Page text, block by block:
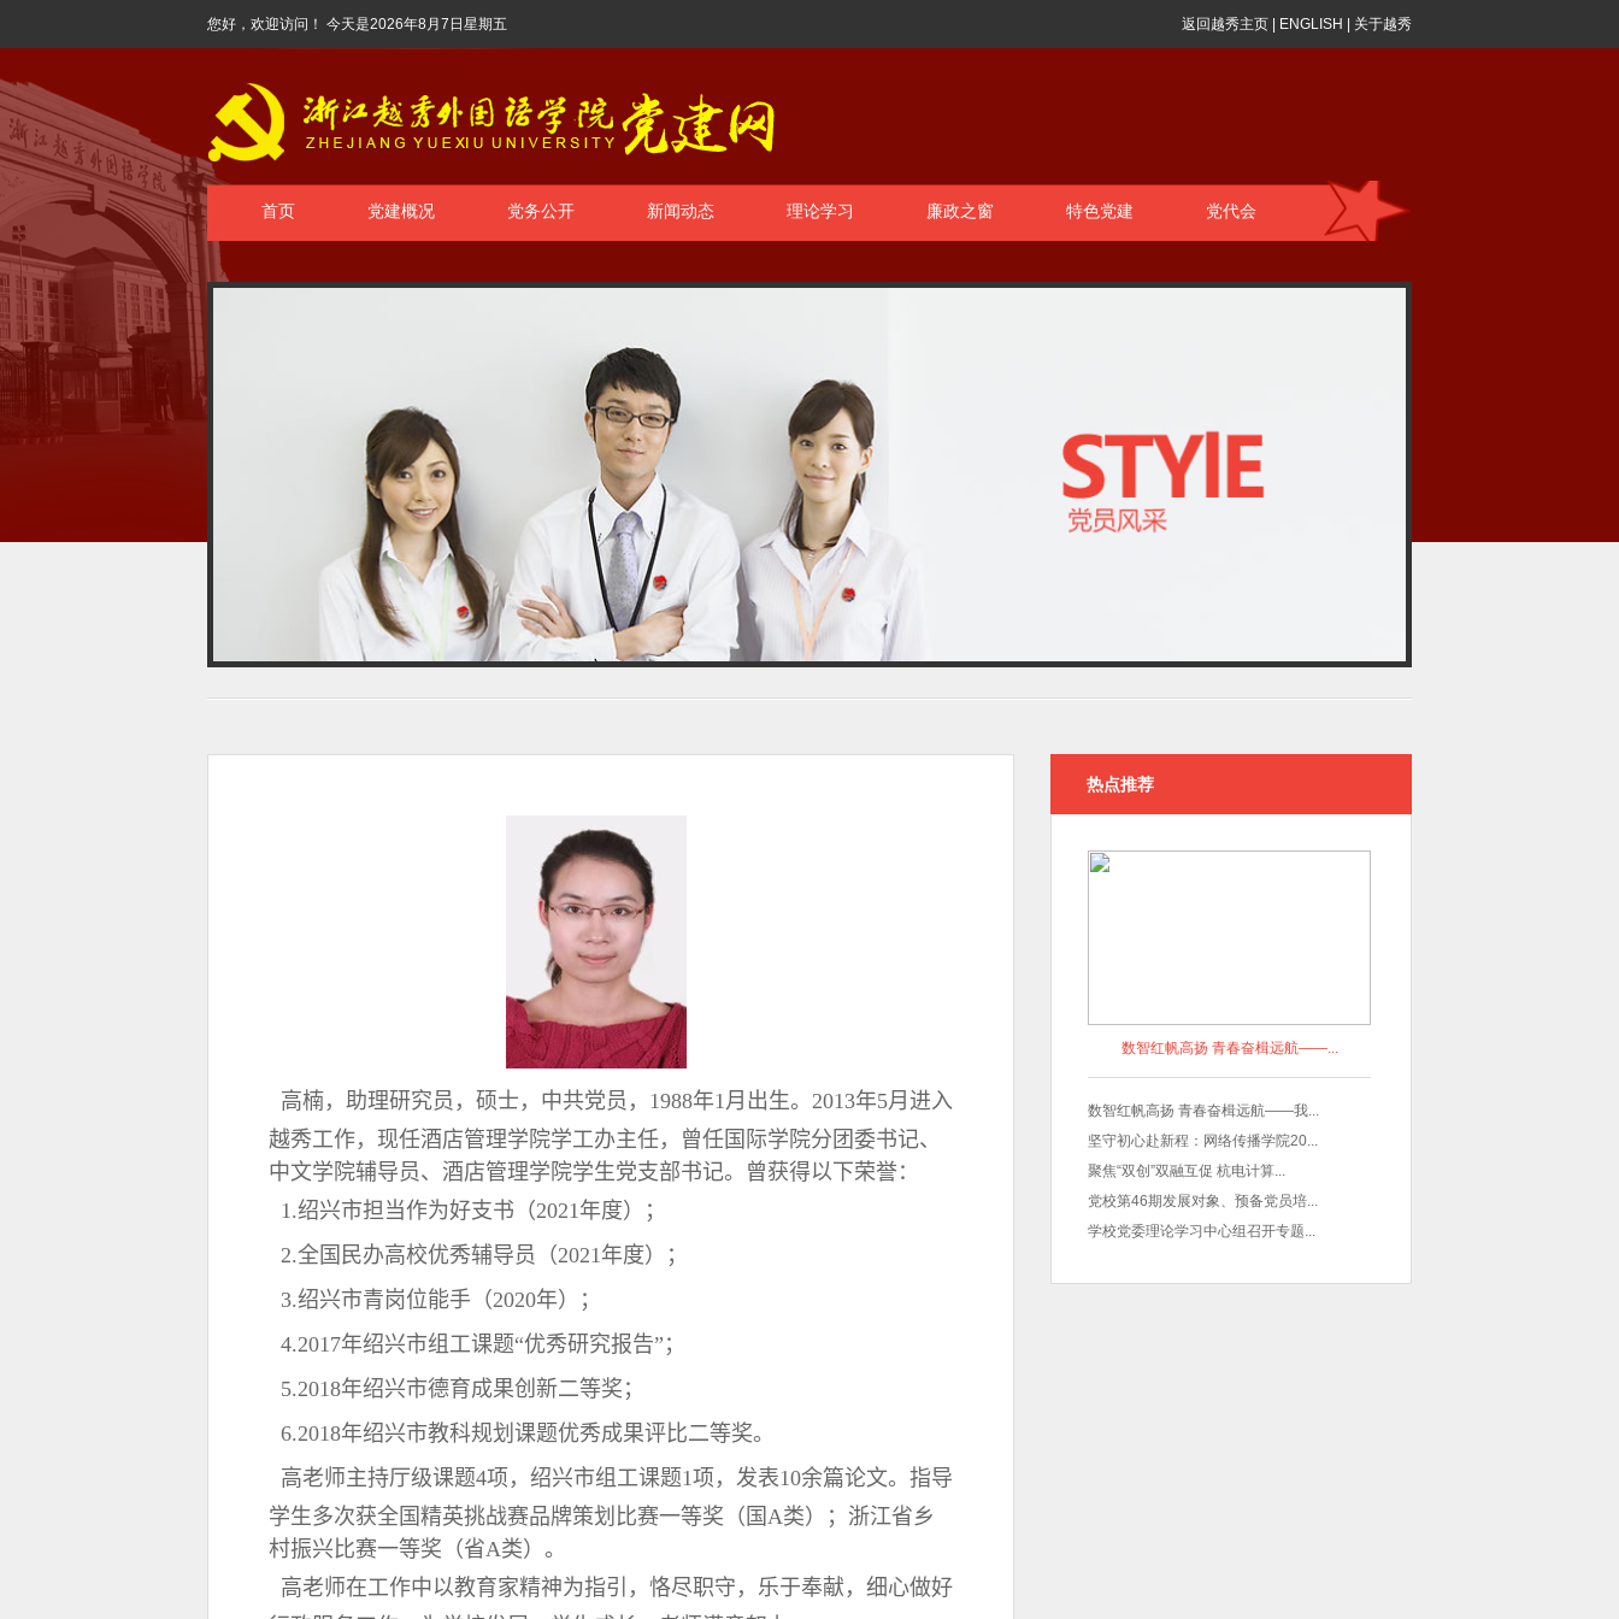
您好，欢迎访问！ 今天是2026年8月7日星期五 返回越秀主页 ENGLISH 关于越秀
首页 党建概况 党务公开 新闻动态 理论学习 廉政之窗 特色党建 党代会
高楠，助理研究员，硕士，中共党员，1988年1月出生。2013年5月进入
越秀工作，现任酒店管理学院学工办主任，曾任国际学院分团委书记、
中文学院辅导员、酒店管理学院学生党支部书记。曾获得以下荣誉：
1.绍兴市担当作为好支书（2021年度）；
2.全国民办高校优秀辅导员（2021年度）；
3.绍兴市青岗位能手（2020年）；
4.2017年绍兴市组工课题“优秀研究报告”；
5.2018年绍兴市德育成果创新二等奖；
6.2018年绍兴市教科规划课题优秀成果评比二等奖。
高老师主持厅级课题4项，绍兴市组工课题1项，发表10余篇论文。指导
学生多次获全国精英挑战赛品牌策划比赛一等奖（国A类）；浙江省乡
村振兴比赛一等奖（省A类）。
高老师在工作中以教育家精神为指引，恪尽职守，乐于奉献，细心做好
热点推荐
数智红帆高扬 青春奋楫远航——...
数智红帆高扬 青春奋楫远航——我...
坚守初心赴新程：网络传播学院20...
聚焦“双创”双融互促 杭电计算...
党校第46期发展对象、预备党员培...
学校党委理论学习中心组召开专题...